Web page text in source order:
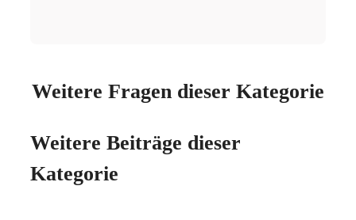
Weitere Fragen dieser Kategorie
Weitere Beiträge dieser
Kategorie